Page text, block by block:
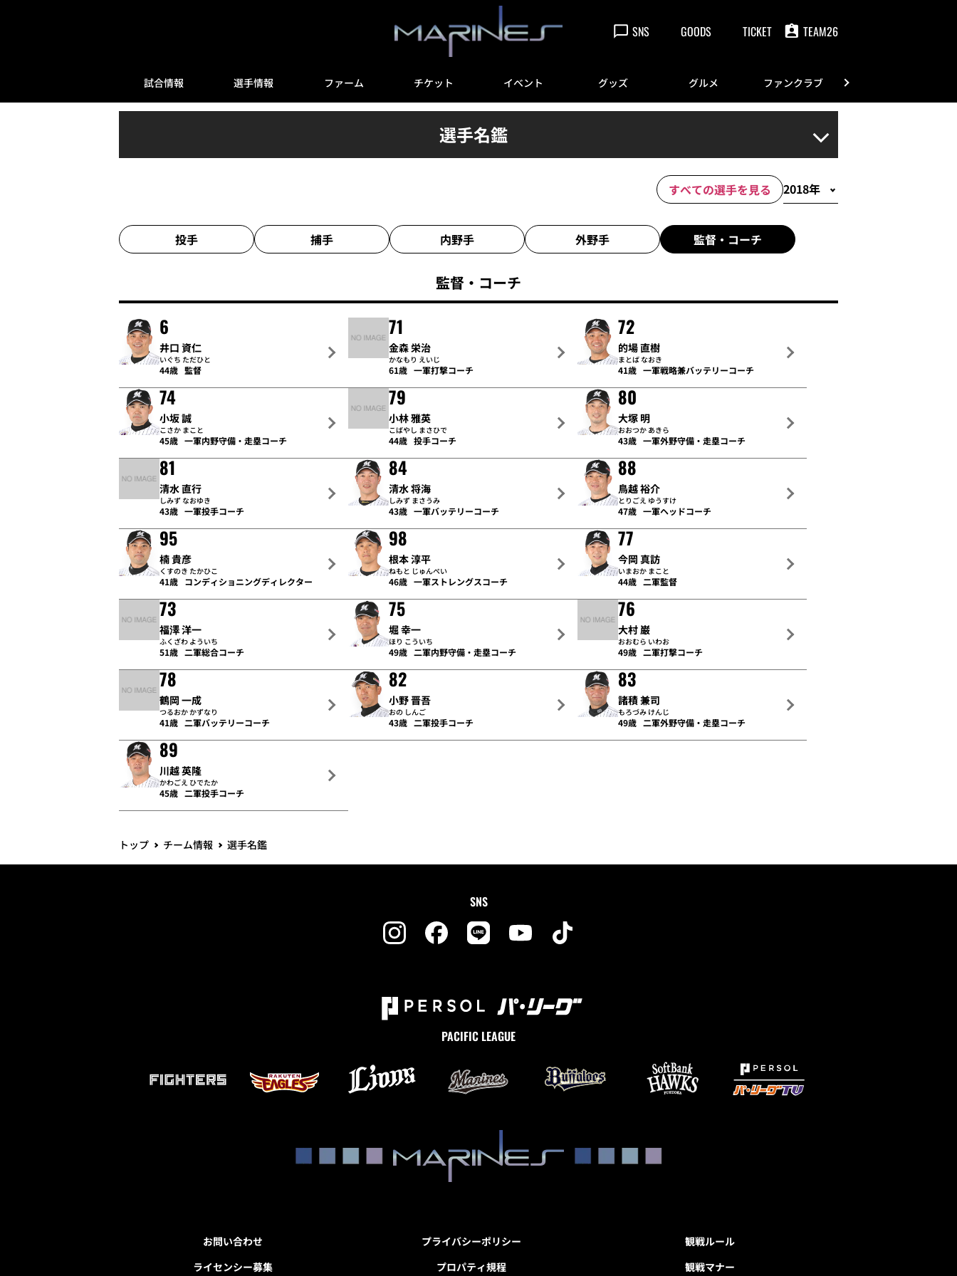
SNS GOODS TICKET TEAM26
試合情報 選手情報 ファーム チケット イベント グッズ グルメ ファンクラブ
選手名鑑
すべての選手を見る
投手 捕手 内野手 外野手 監督・ コーチ
監督・ コーチ
6
井口 資仁
いぐち ただひと
44歳 監督
71
金森 栄治
かなもり えいじ
61歳 一軍打撃コーチ
72
的場 直樹
まとば なおき
41歳 一軍戦略兼バッテリーコーチ
74
小坂 誠
こさか まこと
45歳 一軍内野守備・走塁コーチ
79
小林 雅英
こばやし まさひで
44歳 投手コーチ
80
大塚 明
おおつか あきら
43歳 一軍外野守備・走塁コーチ
81
清水 直行
しみず なおゆき
43歳 一軍投手コーチ
84
清水 将海
しみず まさうみ
43歳 一軍バッテリーコーチ
88
鳥越 裕介
とりごえ ゆうすけ
47歳 一軍ヘッドコーチ
95
楠 貴彦
くすのき たかひこ
41歳 コンディショニングディレクター
98
根本 淳平
ねもと じゅんぺい
46歳 一軍ストレングスコーチ
77
今岡 真訪
いまおか まこと
44歳 二軍監督
73
福澤 洋一
ふくざわ よういち
51歳 二軍総合コーチ
75
堀 幸一
ほり こういち
49歳 二軍内野守備・走塁コーチ
76
大村 巌
おおむら いわお
49歳 二軍打撃コーチ
78
鶴岡 一成
つるおか かずなり
41歳 二軍バッテリーコーチ
82
小野 晋吾
おの しんご
43歳 二軍投手コーチ
83
諸積 兼司
もろづみ けんじ
49歳 二軍外野守備・走塁コーチ
89
川越 英隆
かわごえ ひでたか
45歳 二軍投手コーチ
トップ チーム情報 選手名鑑
SNS
PACIFIC LEAGUE
お問い合わせ
ライセンシー募集
プライバシーポリシー
プロパティ規程
観戦ルール
観戦マナー